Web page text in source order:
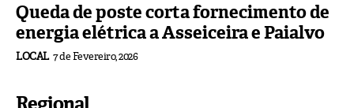
Queda de poste corta fornecimento de
energia elétrica a Asseiceira e Paialvo
LOCAL 7 de Fevereiro, 2026